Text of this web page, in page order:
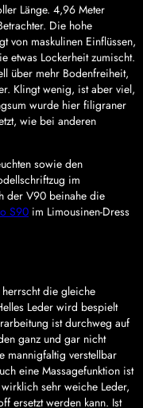
Länge. 4,96 Meter
Die hohe
von maskulinen Einflüssen,
etwas Lockerheit zumischt.
über mehr Bodenfreiheit,
Klingt wenig, ist aber viel,
wurde hier filigraner
wie bei anderen
sowie den
im
der V90 beinahe die
S90 im Limousinen-Dress
die gleiche
Leder wird bespielt
ist durchweg auf
ganz und gar nicht
mannigfaltig verstellbar
eine Massagefunktion ist
sehr weiche Leder,
ersetzt werden kann. Ist